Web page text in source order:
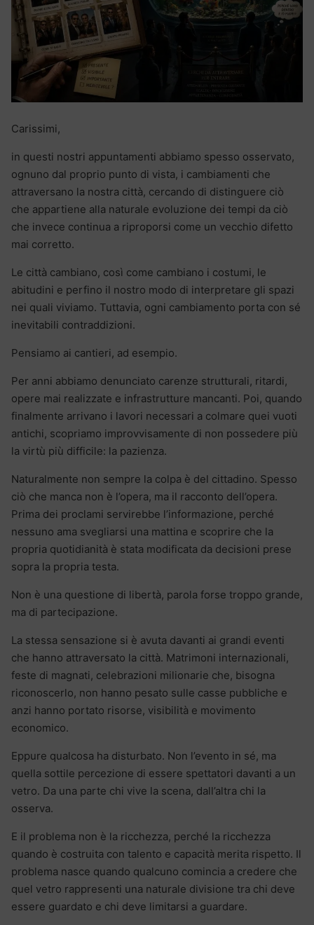
Carissimi,
in questi nostri appuntamenti abbiamo spesso osservato,
ognuno dal proprio punto di vista, i cambiamenti che
attraversano la nostra città, cercando di distinguere ciò
che appartiene alla naturale evoluzione dei tempi da ciò
che invece continua a riproporsi come un vecchio difetto
mai corretto.
Le città cambiano, così come cambiano i costumi, le
abitudini e perfino il nostro modo di interpretare gli spazi
nei quali viviamo. Tuttavia, ogni cambiamento porta con sé
inevitabili contraddizioni.
Pensiamo ai cantieri, ad esempio.
Per anni abbiamo denunciato carenze strutturali, ritardi,
opere mai realizzate e infrastrutture mancanti. Poi, quando
finalmente arrivano i lavori necessari a colmare quei vuoti
antichi, scopriamo improvvisamente di non possedere più
la virtù più difficile: la pazienza.
Naturalmente non sempre la colpa è del cittadino. Spesso
ciò che manca non è l’opera, ma il racconto dell’opera.
Prima dei proclami servirebbe l’informazione, perché
nessuno ama svegliarsi una mattina e scoprire che la
propria quotidianità è stata modificata da decisioni prese
sopra la propria testa.
Non è una questione di libertà, parola forse troppo grande,
ma di partecipazione.
La stessa sensazione si è avuta davanti ai grandi eventi
che hanno attraversato la città. Matrimoni internazionali,
feste di magnati, celebrazioni milionarie che, bisogna
riconoscerlo, non hanno pesato sulle casse pubbliche e
anzi hanno portato risorse, visibilità e movimento
economico.
Eppure qualcosa ha disturbato. Non l’evento in sé, ma
quella sottile percezione di essere spettatori davanti a un
vetro. Da una parte chi vive la scena, dall’altra chi la
osserva.
E il problema non è la ricchezza, perché la ricchezza
quando è costruita con talento e capacità merita rispetto. Il
problema nasce quando qualcuno comincia a credere che
quel vetro rappresenti una naturale divisione tra chi deve
essere guardato e chi deve limitarsi a guardare.